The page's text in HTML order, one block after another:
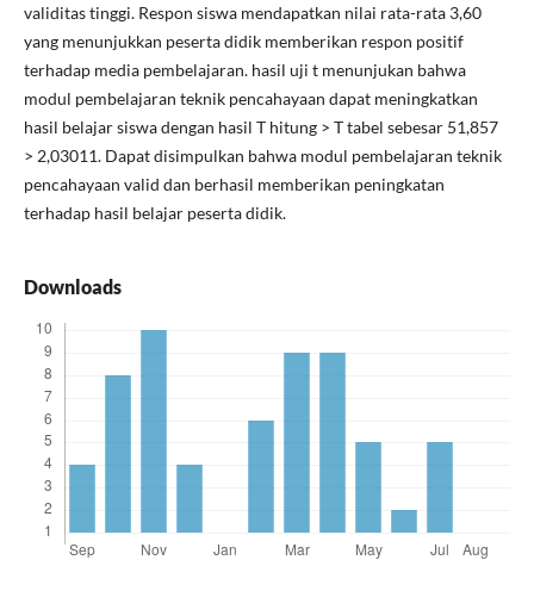
validitas tinggi. Respon siswa mendapatkan nilai rata-rata 3,60
yang menunjukkan peserta didik memberikan respon positif
terhadap media pembelajaran. hasil uji t menunjukan bahwa
modul pembelajaran teknik pencahayaan dapat meningkatkan
hasil belajar siswa dengan hasil T hitung > T tabel sebesar 51,857
> 2,03011. Dapat disimpulkan bahwa modul pembelajaran teknik
pencahayaan valid dan berhasil memberikan peningkatan
terhadap hasil belajar peserta didik.
Downloads